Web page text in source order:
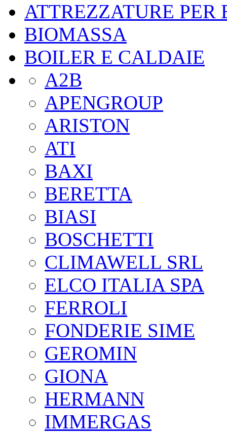
ATTREZZATURE
BIOMASSA
BOILER E CALDAIE
A2B
APENGROUP
ARISTON
ATI
BAXI
BERETTA
BIASI
BOSCHETTI
CLIMAWELL SRL
ELCO ITALIA SPA
FERROLI
FONDERIE SIME
GEROMIN
GIONA
HERMANN
IMMERGAS